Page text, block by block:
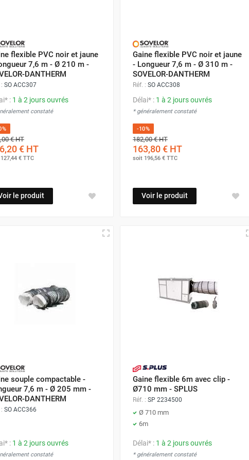
flexible PVC noir et jaune
7,6 m - Ø 210 m -
DANTHERM
SO ACC307
: 1 à 2 jours ouvrés
constaté
€HT
€ HT
127,44 € TTC
le produit
Gaine flexible PVC noir et jaune
- Longueur 7,6 m - Ø 310 m -
SOVELOR-DANTHERM
Réf. : SO ACC308
Délai* : 1 à 2 jours ouvrés
* généralement constaté
-10%
182,00 €HT
163,80 €HT
soit 196,56 €TTC
Voir le produit
souple compactable -
7,6 m - Ø 205 mm -
DANTHERM
SO ACC366
: 1 à 2 jours ouvrés
constaté
Gaine flexible 6m avec clip -
Ø710 mm - SPLUS
Réf. : SP 2234500
Ø 710 mm
6m
Délai* : 1 à 2 jours ouvrés
* généralement constaté